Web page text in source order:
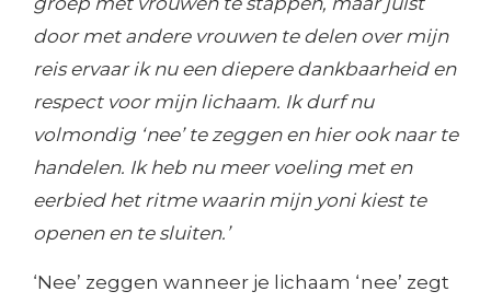
door met andere vrouwen te delen over mijn
reis ervaar ik nu een diepere dankbaarheid en
respect voor mijn lichaam. Ik durf nu
volmondig ‘nee’ te zeggen en hier ook naar te
handelen. Ik heb nu meer voeling met en
eerbied het ritme waarin mijn yoni kiest te
openen en te sluiten.’
‘Nee’ zeggen wanneer je lichaam ‘nee’ zegt